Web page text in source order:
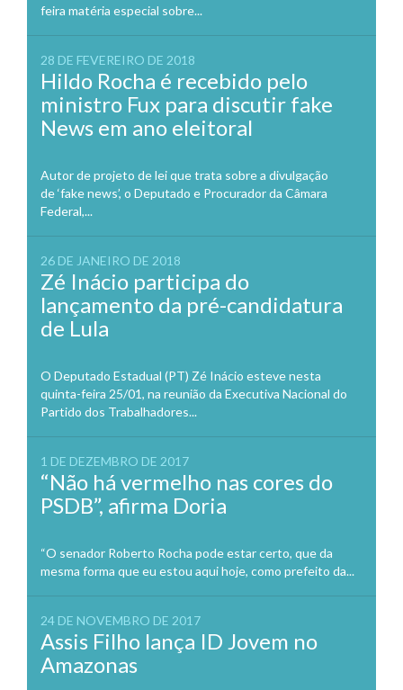
feira matéria especial sobre...
28 DE FEVEREIRO DE 2018
Hildo Rocha é recebido pelo
ministro Fux para discutir fake
News em ano eleitoral
Autor de projeto de lei que trata sobre a divulgação
de ‘fake news’, o Deputado e Procurador da Câmara
Federal,...
26 DE JANEIRO DE 2018
Zé Inácio participa do
lançamento da pré-candidatura
de Lula
O Deputado Estadual (PT) Zé Inácio esteve nesta
quinta-feira 25/01, na reunião da Executiva Nacional do
Partido dos Trabalhadores...
1 DE DEZEMBRO DE 2017
“Não há vermelho nas cores do
PSDB”, afirma Doria
“O senador Roberto Rocha pode estar certo, que da
mesma forma que eu estou aqui hoje, como prefeito da...
24 DE NOVEMBRO DE 2017
Assis Filho lança ID Jovem no
Amazonas